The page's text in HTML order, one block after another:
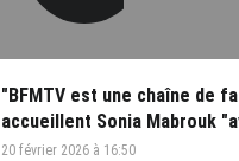
"BFMTV est une chaîne de
accueillent Sonia Mabrouk
20 février 2026 à 16:50